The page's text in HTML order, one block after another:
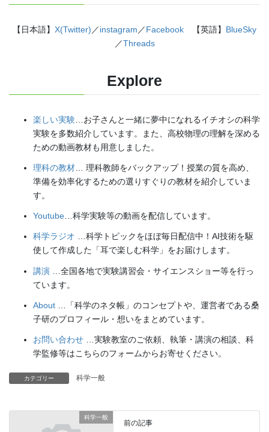
【日本語】 X(Twitter) ／instagram ／Facebook 【英語】 BlueSky
／Threads
Explore
楽しい実験 …お子さんと一緒に夢中になれるイチオシの科学
実験を多数紹介しています。また、高校物理の理解を深める
ための動画教材も用意しました。
理科の教材 … 理科教師をバックアップ！授業の質を高め、
準備を効率化するための選りすぐりの教材を紹介していま
す。
Youtube…科学実験等の動画を配信しています。
科学ラジオ …科学トピックをほぼ毎日配信中！AI技術を駆
使して作成した「耳で楽しむ科学」をお届けします。
講演 …全国各地で実験講習会・サイエンスショー等を行っ
ています。
About …「科学のネタ帳」のコンセプトや、運営者である桑
子研のプロフィール・想いをまとめています。
お問い合わせ …実験教室のご依頼、執筆・講演の相談、科
学監修等はこちらのフォームからお寄せください。
カテゴリー 科学一般
科学一般
前の記事